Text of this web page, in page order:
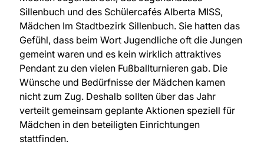
Sillenbuch und des Schülercafés Alberta MISS,
Mädchen Im Stadtbezirk Sillenbuch. Sie hatten das
Gefühl, dass beim Wort Jugendliche oft die Jungen
gemeint waren und es kein wirklich attraktives
Pendant zu den vielen Fußballturnieren gab. Die
Wünsche und Bedürfnisse der Mädchen kamen
nicht zum Zug. Deshalb sollten über das Jahr
verteilt gemeinsam geplante Aktionen speziell für
Mädchen in den beteiligten Einrichtungen
stattfinden.